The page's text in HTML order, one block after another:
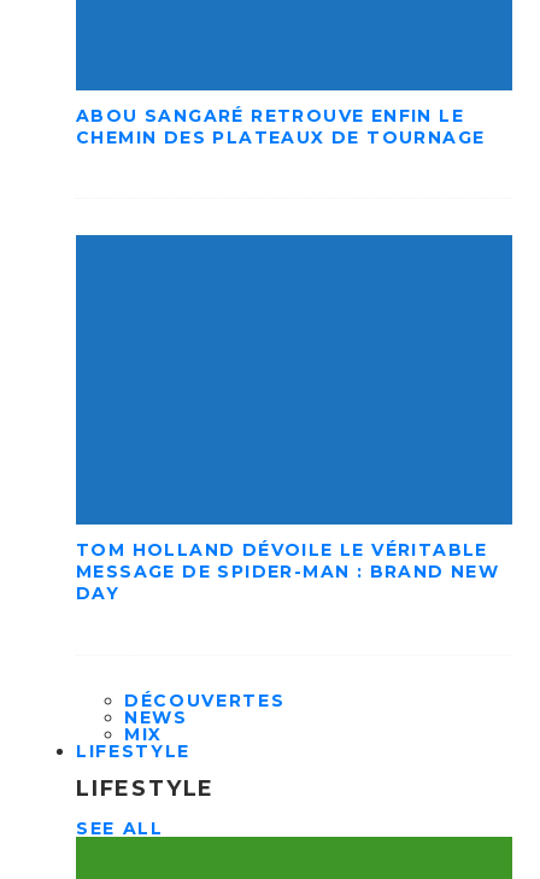
ABOU SANGARÉ RETROUVE ENFIN LE
CHEMIN DES PLATEAUX DE TOURNAGE
TOM HOLLAND DÉVOILE LE VÉRITABLE
MESSAGE DE SPIDER-MAN : BRAND NEW
DAY
DÉCOUVERTES
NEWS
MIX
LIFESTYLE
LIFESTYLE
SEE ALL